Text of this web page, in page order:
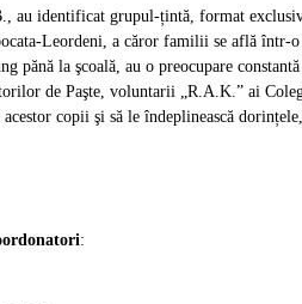
au identificat grupul-țintă, format
Leordeni, a căror familii se află într-
pănă la şcoală, au o preocupare
de Paşte, voluntarii „R.A.K.” ai
copii şi să le îndeplinească
: